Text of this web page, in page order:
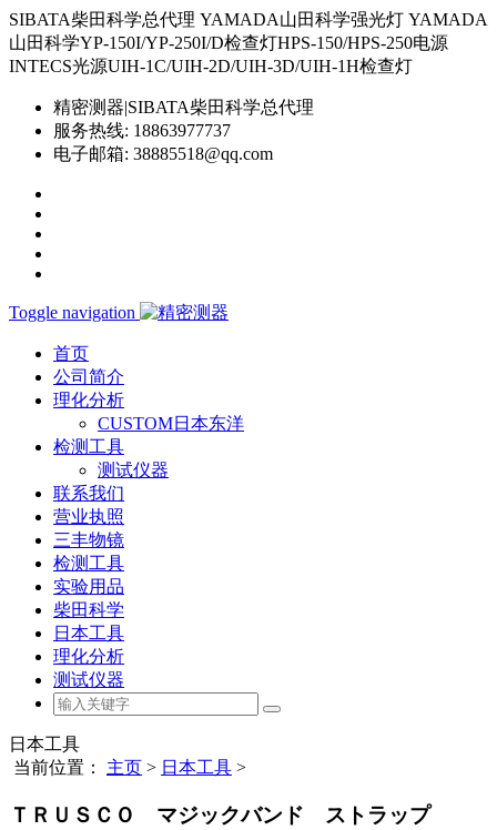
SIBATA柴田科学总代理 YAMADA山田科学强光灯 YAMADA
山田科学YP-150I/YP-250I/D检查灯HPS-150/HPS-250电源
INTECS光源UIH-1C/UIH-2D/UIH-3D/UIH-1H检查灯
精密测器|SIBATA柴田科学总代理
服务热线: 18863977737
电子邮箱: 38885518@qq.com
Toggle navigation
首页
公司简介
理化分析
CUSTOM日本东洋
检测工具
测试仪器
联系我们
营业执照
三丰物镜
检测工具
实验用品
柴田科学
日本工具
理化分析
测试仪器
日本工具
当前位置： 主页 > 日本工具 >
ＴＲＵＳＣＯ マジックバンド ストラップ